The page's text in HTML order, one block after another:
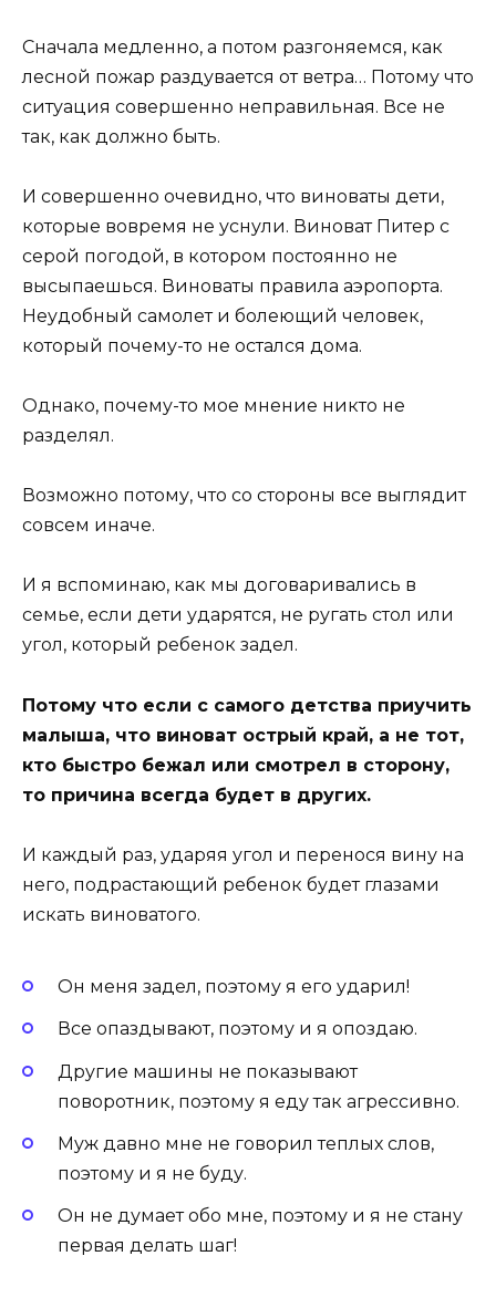
Сначала медленно, а потом разгоняемся, как
лесной пожар раздувается от ветра… Потому что
ситуация совершенно неправильная. Все не
так, как должно быть.
И совершенно очевидно, что виноваты дети,
которые вовремя не уснули. Виноват Питер с
серой погодой, в котором постоянно не
высыпаешься. Виноваты правила аэропорта.
Неудобный самолет и болеющий человек,
который почему-то не остался дома.
Однако, почему-то мое мнение никто не
разделял.
Возможно потому, что со стороны все выглядит
совсем иначе.
И я вспоминаю, как мы договаривались в
семье, если дети ударятся, не ругать стол или
угол, который ребенок задел.
Потому что если с самого детства приучить
малыша, что виноват острый край, а не тот,
кто быстро бежал или смотрел в сторону,
то причина всегда будет в других.
И каждый раз, ударяя угол и перенося вину на
него, подрастающий ребенок будет глазами
искать виноватого.
Он меня задел, поэтому я его ударил!
Все опаздывают, поэтому и я опоздаю.
Другие машины не показывают
поворотник, поэтому я еду так агрессивно.
Муж давно мне не говорил теплых слов,
поэтому и я не буду.
Он не думает обо мне, поэтому и я не стану
первая делать шаг!